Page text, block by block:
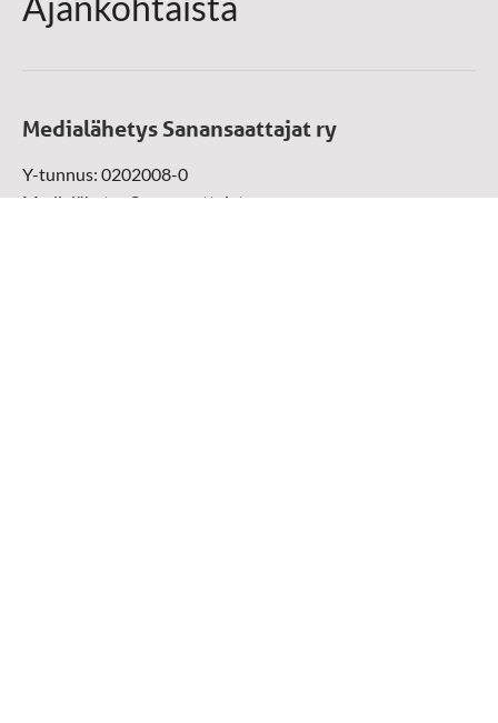
Medialähetys Sanansaattajat ry
Y-tunnus: 0202008-0
Medialähetys Sanansaattajat ry